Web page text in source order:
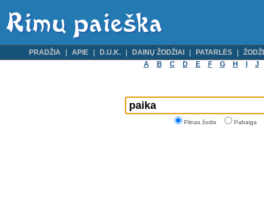
PRADŽIA APIE D.U.K. DAINŲ ŽODŽIAI PATARLĖS
A
B C D E F G H J
Pilnas žodis Pabaiga